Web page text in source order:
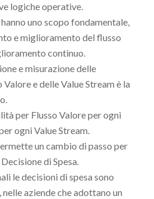
logiche operative.
uno scopo fondamentale,
e miglioramento del flusso
continuo.
e misurazione delle
e delle Value Stream è la
per Flusso Valore per ogni
ogni Value Stream.
un cambio di passo per
di Spesa.
le decisioni di spesa sono
aziende che adottano un